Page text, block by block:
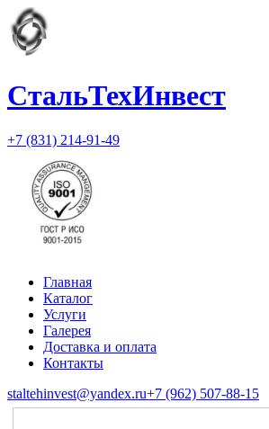
СтальТехИнвест
+7 (831) 214-91-49
Главная
Каталог
Услуги
Галерея
Доставка и оплата
Контакты
staltehinvest@yandex.ru+7 (962) 507-88-15